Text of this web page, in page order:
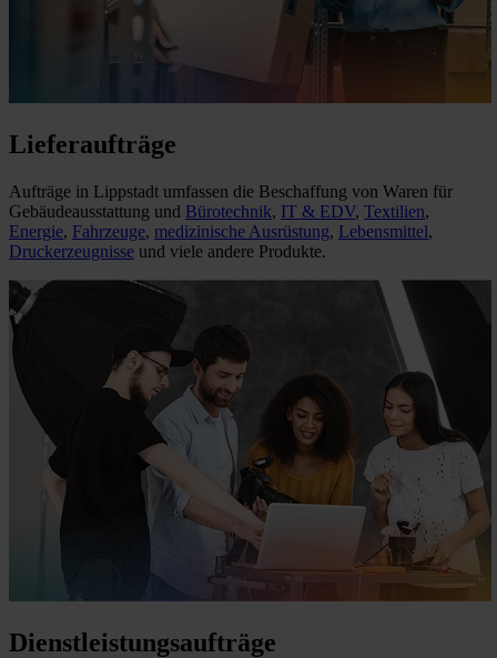
Lieferaufträge
Aufträge in Lippstadt umfassen die Beschaffung von Waren für
Gebäudeausstattung und Bürotechnik, IT & EDV, Textilien,
Energie, Fahrzeuge, medizinische Ausrüstung, Lebensmittel,
Druckerzeugnisse und viele andere Produkte.
Dienstleistungsaufträge